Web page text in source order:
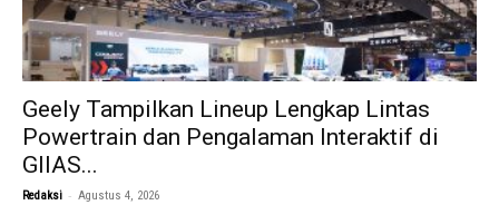
Geely Tampilkan Lineup Lengkap Lintas
Powertrain dan Pengalaman Interaktif di
GIIAS...
Redaksi - Agustus 4, 2026